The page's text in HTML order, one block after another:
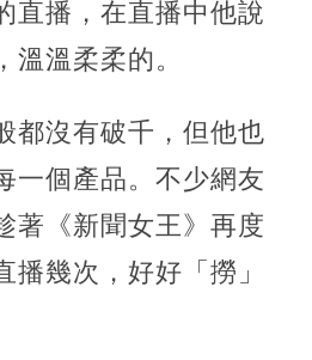
直播，在直播中他說
溫溫柔柔的。
都沒有破千，但他也
一個產品。不少網友
著《新聞女王》再度
播幾次，好好「撈」